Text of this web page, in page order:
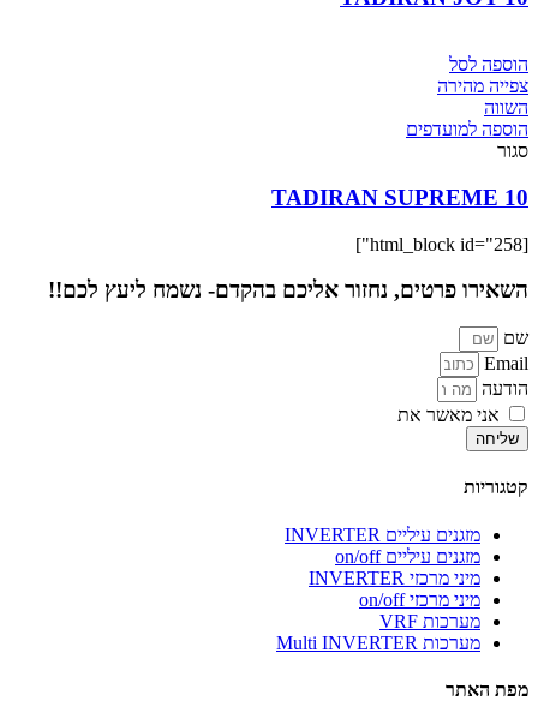
הוספה לסל
צפייה מהירה
השווה
הוספה למועדפים
סגור
TADIRAN SUPREME 10
[html_block id="258"]
השאירו פרטים, נחזור אליכם בהקדם- נשמח ליעץ לכם!!
שם
Email
הודעה
אני מאשר את
שליחה
קטגוריות
מזגנים עיליים INVERTER
מזגנים עיליים on/off
מיני מרכזי INVERTER
מיני מרכזי on/off
מערכות VRF
מערכות Multi INVERTER
מפת האתר